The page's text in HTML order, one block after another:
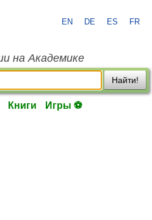
EN DE ES FR
на Академике
Найти!
Книги Игры ⚽